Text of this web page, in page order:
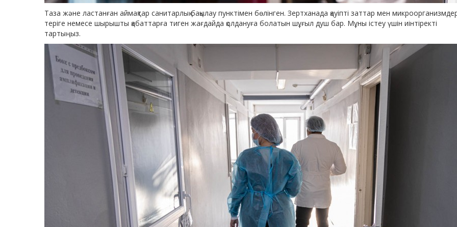
Таза және ластанған аймақтар санитарлық бақылау пунктімен бөлінген. Зертханада қауіпті заттар мен
теріге немесе шырышты қабаттарға тиген жағдайда қолдануға болатын шұғыл душ бар. Мұны істеу үшін иінтіректі
тартыңыз.